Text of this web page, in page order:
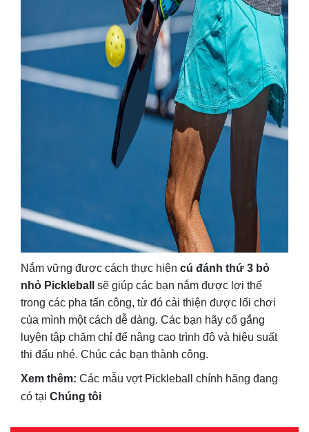
Nắm vững được cách thực hiện cú đánh thứ 3 bỏ
nhỏ Pickleball
sẽ giúp các bạn nắm được lợi thế
trong các pha tấn công, từ đó cải thiện được lối chơi
của mình một cách dễ dàng. Các bạn hãy cố gắng
luyện tập chăm chỉ để nâng cao trình độ và hiệu suất
thi đấu nhé. Chúc các bạn thành công.
Xem thêm: Các mẫu vợt Pickleball chính hãng đang
có tại Chúng tôi